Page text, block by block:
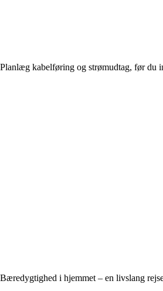
Planlæg kabelføring og strømudtag, før du
Bæredygtighed i hjemmet – en livslang